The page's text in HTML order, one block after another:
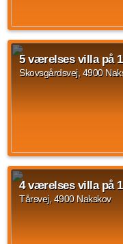
4 værelses villa
areal på 126 m2. Den
Villaen har ikke husdyr
5 værelses villa på
Skovsgårdsvej, 4900
Denne bolig tilbydes
og klar til at modtage
5 vær.
4 værelses villa på
Tårsvej, 4900 Nakskov